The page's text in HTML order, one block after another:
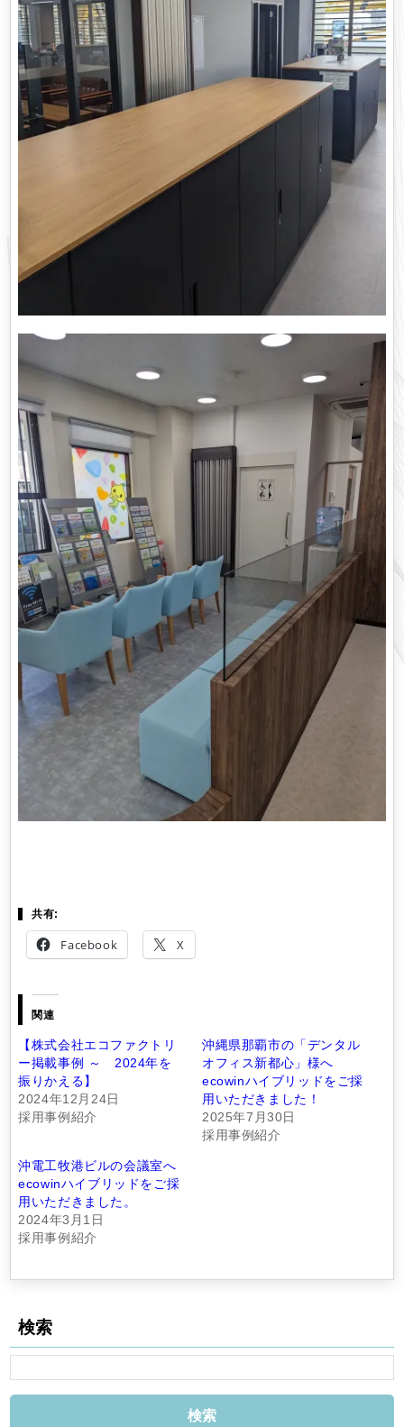
共有:
Facebook X
関連
【株式会社エコファクトリ
ー掲載事例 ～ 2024年を
振りかえる】
2024年12月24日
採用事例紹介
沖縄県那覇市の「デンタル
オフィス新都心」様へ
ecowinハイブリッドをご採
用いただきました！
2025年7月30日
採用事例紹介
沖電工牧港ビルの会議室へ
ecowinハイブリッドをご採
用いただきました。
2024年3月1日
採用事例紹介
検索